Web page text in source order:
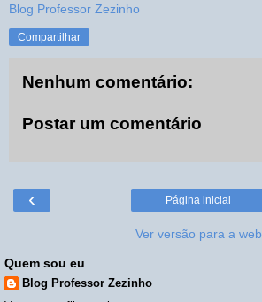
Blog Professor Zezinho
Compartilhar
Nenhum comentário:
Postar um comentário
‹ Página inicial
Ver versão para a web
Quem sou eu
Blog Professor Zezinho